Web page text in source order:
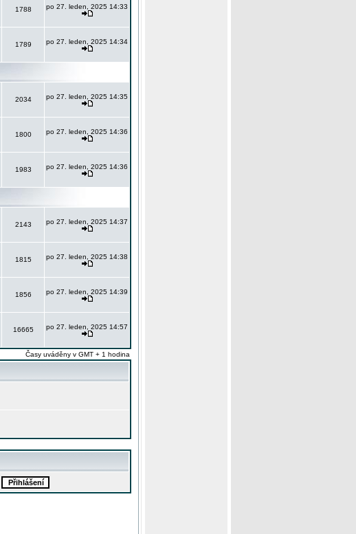
1788 po 27. leden, 2025 14:33
1789 po 27. leden, 2025 14:34
2034 po 27. leden, 2025 14:35
1800 po 27. leden, 2025 14:36
1983 po 27. leden, 2025 14:36
2143 po 27. leden, 2025 14:37
1815 po 27. leden, 2025 14:38
1856 po 27. leden, 2025 14:39
16665 po 27. leden, 2025 14:57
Časy uváděny v GMT + 1 hodina